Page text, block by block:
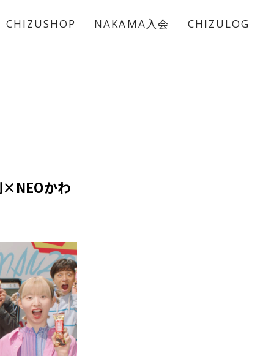
CHIZUSHOP NAKAMA入会 CHIZULOG
×NEOかわ